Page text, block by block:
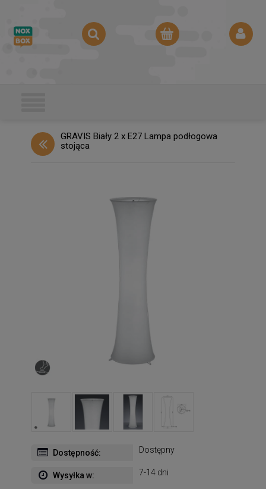
GRAVIS Biały 2 x E27 Lampa podłogowa
stojąca
Dostępność: Dostępny
Wysyłka w: 7-14 dni